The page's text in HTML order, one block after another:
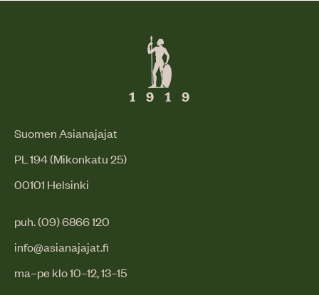
Suomen Asianajajat
PL 194 (Mikonkatu 25)
00101 Helsinki
puh. (09) 6866 120
info@asianajajat.fi
ma–pe klo 10–12, 13–15